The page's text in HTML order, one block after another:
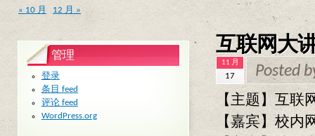
互联网大
11 月
17 Posted
【主题】互联
【嘉宾】校内
« 10 月 12 月 »
管理
登录
条目 feed
评论 feed
WordPress.org